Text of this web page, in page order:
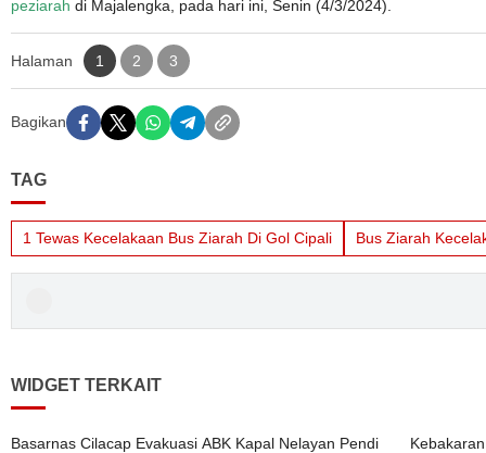
peziarah di Majalengka, pada hari ini, Senin (4/3/2024).
Halaman 1 2 3
Bagikan
TAG
1 Tewas Kecelakaan Bus Ziarah Di Gol Cipali Bus Ziarah
WIDGET TERKAIT
Basarnas Cilacap Evakuasi ABK Kapal Nelayan Pendi